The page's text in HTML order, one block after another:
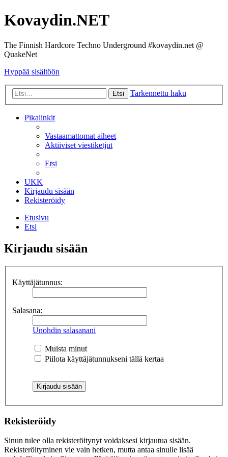
Kovaydin.NET
The Finnish Hardcore Techno Underground #kovaydin.net @
QuakeNet
Hyppää sisältöön
Etsi Tarkennettu haku
Pikalinkit
Vastaamattomat aiheet
Aktiiviset viestiketjut
Etsi
UKK
Kirjaudu sisään
Rekisteröidy
Etusivu
Etsi
Kirjaudu sisään
Käyttäjätunnus:
Salasana:
Unohdin salasanani
Muista minut
Piilota käyttäjätunnukseni tällä kertaa
Rekisteröidy
Sinun tulee olla rekisteröitynyt voidaksesi kirjautua sisään.
Rekisteröityminen vie vain hetken, mutta antaa sinulle lisää